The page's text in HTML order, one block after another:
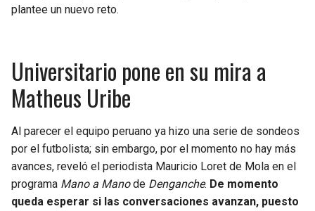
plantee un nuevo reto.
Universitario pone en su mira a
Matheus Uribe
Al parecer el equipo peruano ya hizo una serie de sondeos
por el futbolista; sin embargo, por el momento no hay más
avances, reveló el periodista Mauricio Loret de Mola en el
programa Mano a Manode Denganche. De momento
queda esperar si las conversaciones avanzan, puesto